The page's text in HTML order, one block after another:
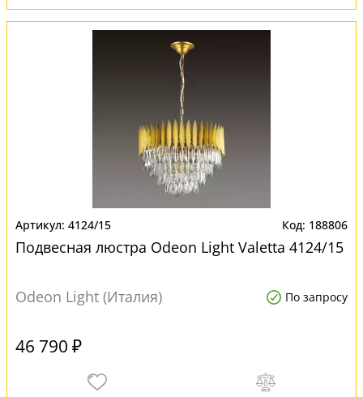
4124/15 188806
Подвесная люстра Odeon Light Valetta 4124/15
Odeon Light (Италия) По запросу
46 790 ₽